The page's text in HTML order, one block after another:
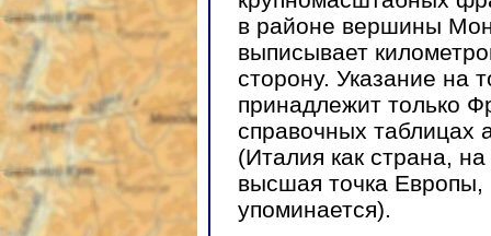
в районе вершины
выписывает
сторону. Указание на
принадлежит только
справочных таблицах
(Италия как страна,
высшая точка Европы,
упоминается).